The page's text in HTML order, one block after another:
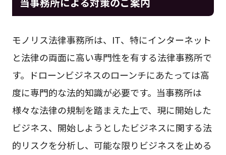
モノリス法律事務所は、IT、特にインターネット
と法律の両面に高い専門性を有する法律事務所で
す。ドローンビジネスのローンチにあたっては高
度に専門的な法的知識が必要です。当事務所は
様々な法律の規制を踏まえた上で、現に開始した
ビジネス、開始しようとしたビジネスに関する法
的リスクを分析し、可能な限りビジネスを止める